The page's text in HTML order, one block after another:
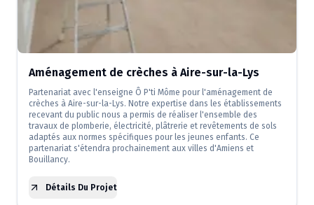
Aménagement de crèches à Aire-sur-la-Lys
Partenariat avec l'enseigne Ô P'ti Môme pour l'aménagement de
crèches à Aire-sur-la-Lys. Notre expertise dans les établissements
recevant du public nous a permis de réaliser l'ensemble des
travaux de plomberie, électricité, plâtrerie et revêtements de sols
adaptés aux normes spécifiques pour les jeunes enfants. Ce
partenariat s'étendra prochainement aux villes d'Amiens et
Bouillancy.
Détails Du Projet